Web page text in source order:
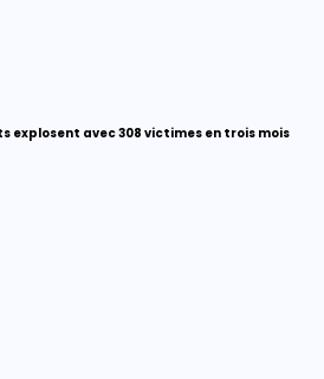
explosent avec 308 victimes en trois mois